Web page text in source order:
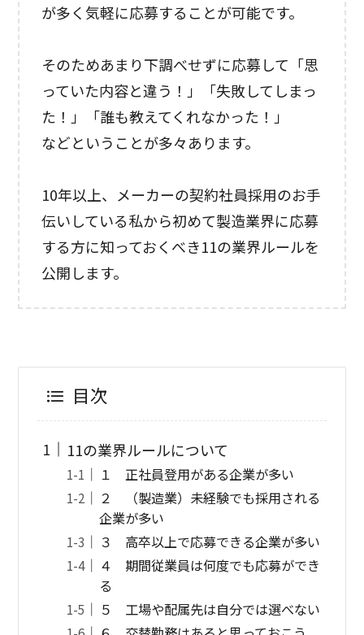
が多く気軽に応募することが可能です。
そのためあまり下調べせずに応募して「思
っていた内容と違う！」「失敗してしまっ
た！」「誰も教えてくれなかった！」
などということが多々あります。
10年以上、メーカーの契約社員採用のお手
伝いしている私から初めて製造業界に応募
する方に知っておくべき11の業界ルールを
公開します。
目次
11の業界ルールについて
１ 正社員登用がある企業が多い
２ （製造業）未経験でも採用される
企業が多い
３ 高卒以上で応募できる企業が多い
４ 期間従業員は何度でも応募ができ
る
５ 工場や配属先は自分では選べない